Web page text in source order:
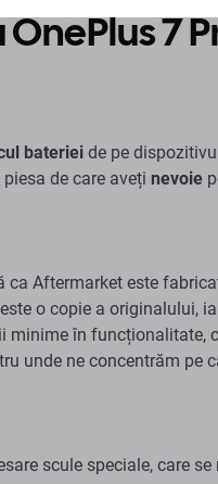
7
bateriei de pe
de care aveți nevoie
ca Aftermarket este
o copie a originalului,
minime în funcționalitate,
unde ne concentrăm pe
scule speciale, care